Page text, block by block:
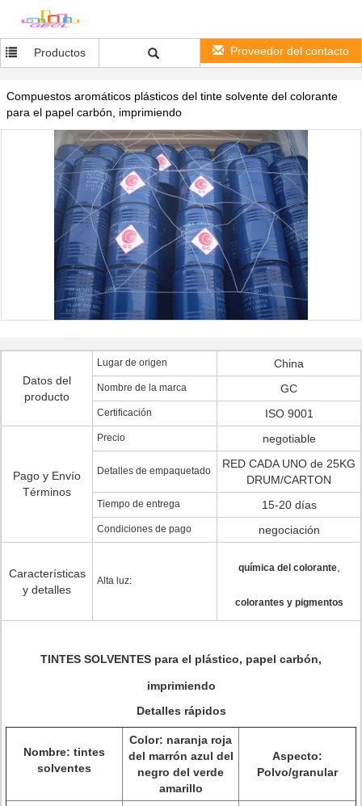
Productos Proveedor del contacto
Compuestos aromáticos plásticos del tinte solvente del colorante
para el papel carbón, imprimiendo
Datos del
producto
Lugar de origen China
Nombre de la marca GC
Certificación ISO 9001
Pago y Envío
Términos
Precio negotiable
Detalles de empaquetado
RED CADA UNO de 25KG
DRUM/CARTON
Tiempo de entrega 15-20 días
Condiciones de pago negociación
Características
y detalles
Alta luz:
química del colorante,
colorantes y pigmentos
TINTES SOLVENTES para el plástico, papel carbón,
imprimiendo
Detalles rápidos
Nombre: tintes
solventes
Color: naranja roja
del marrón azul del
negro del verde
amarillo
Aspecto:
Polvo/granular